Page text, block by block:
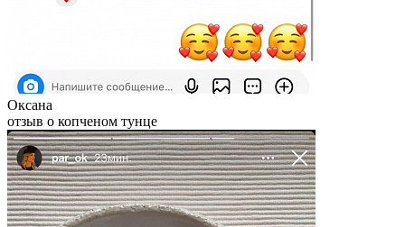
Оксана
отзыв о копченом тунце